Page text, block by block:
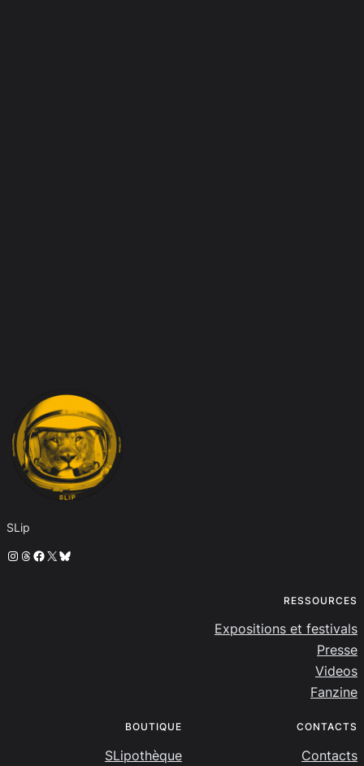
SLip
Instagram
Threads
Facebook
X Bluesky
RESSOURCES
Expositions et festivals
Presse
Videos
Fanzine
BOUTIQUE
SLipothèque
CONTACTS
Contacts